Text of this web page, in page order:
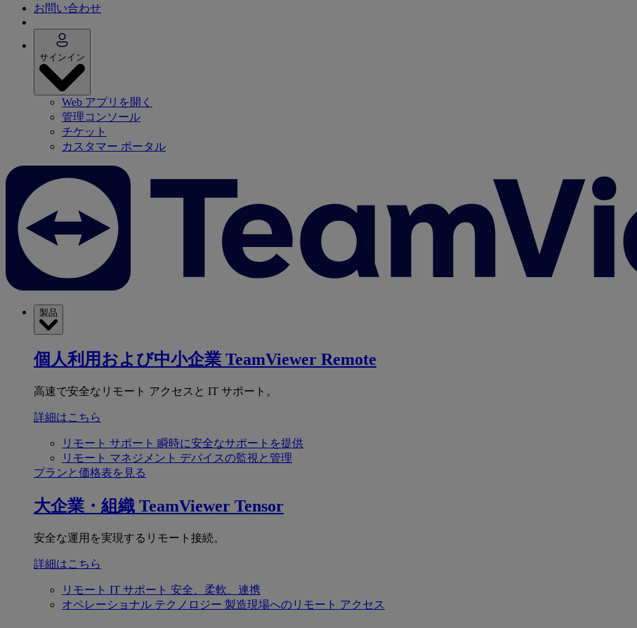
お問い合わせ
サインイン
Web アプリを開く
管理コンソール
チケット
カスタマー ポータル
製品
個人利用および中小企業 TeamViewer Remote
高速で安全なリモート アクセスと IT サポート。
詳細はこちら
リモート サポート 瞬時に安全なサポートを提供
リモート マネジメント デバイスの監視と管理
プランと価格表を見る
大企業・組織 TeamViewer Tensor
安全な運用を実現するリモート接続。
詳細はこちら
リモート IT サポート 安全、柔軟、連携
オペレーショナル テクノロジー 製造現場へのリモート アクセス